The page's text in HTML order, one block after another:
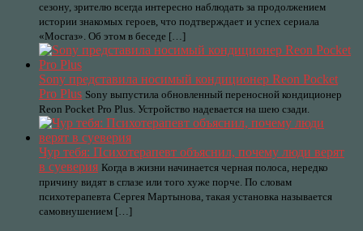
сезону, зрителю всегда интересно наблюдать за продолжением
истории знакомых героев, что подтверждает и успех сериала
«Мосгаз». Об этом в беседе […]
Sony представила носимый кондиционер Reon Pocket
Pro Plus Sony выпустила обновленный переносной кондиционер
Reon Pocket Pro Plus. Устройство надевается на шею сзади.
Чур тебя: Психотерапевт объяснил, почему люди верят
в суеверия Когда в жизни начинается черная полоса, нередко
причину видят в сглазе или того хуже порче. По словам
психотерапевта Сергея Мартынова, такая установка называется
самовнушением […]